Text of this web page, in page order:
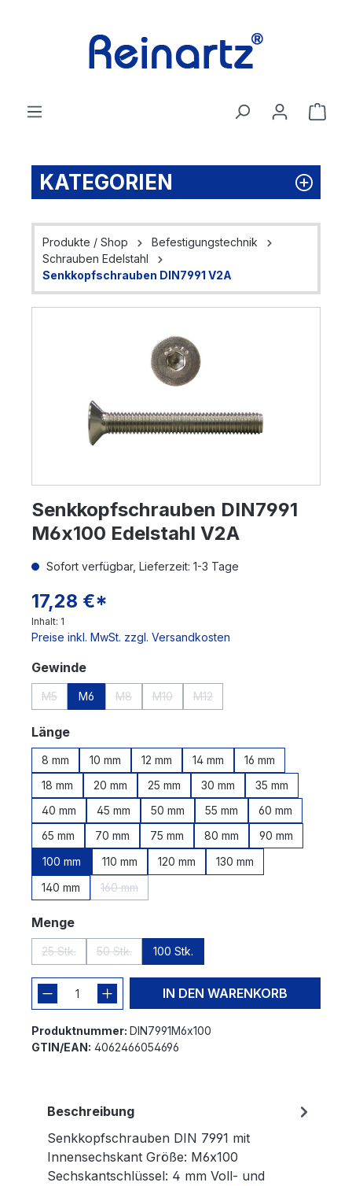
KATEGORIEN
Produkte / Shop
Befestigungstechnik
Schrauben Edelstahl
Senkkopfschrauben DIN7991 V2A
Senkkopfschrauben DIN7991
M6x100 Edelstahl V2A
Sofort verfügbar, Lieferzeit: 1-3 Tage
17,28 €*
Inhalt: 1
Preise inkl. MwSt. zzgl. Versandkosten
Gewindeauswählen
M5 M6 M8 M10 M12
Längeauswählen
8 mm 10 mm 12 mm 14 mm
16 mm
18 mm
20 mm 25 mm 30 mm
35 mm
40 mm
45 mm 50 mm 55 mm
60 mm
65 mm
70 mm 75 mm 80 mm
90 mm
100 mm
110 mm 120 mm
130 mm
140 mm
160 mm
Mengeauswählen
25 Stk. 50 Stk. 100 Stk.
IN DEN WARENKORB
Produktnummer: DIN7991M6x100
GTIN/EAN: 4062466054696
Beschreibung
Senkkopfschrauben DIN 7991 mit
Innensechskant Größe: M6x100
Sechskantschlüssel: 4 mm Voll- und